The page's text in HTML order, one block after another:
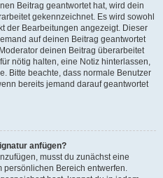
Beitrag geantwortet hat, wird dein
gekennzeichnet. Es wird sowohl
der Bearbeitungen angezeigt. Dieser
auf deinen Beitrag geantwortet
deinen Beitrag überarbeitet
nötig halten, eine Notiz hinterlassen,
Bitte beachte, dass normale Benutzer
bereits jemand darauf geantwortet
anfügen?
musst du zunächst eine
Bereich entwerfen.